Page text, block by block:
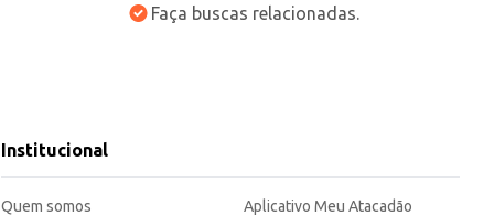
Faça buscas relacionadas.
Institucional
Quem somos Aplicativo Meu Atacadão